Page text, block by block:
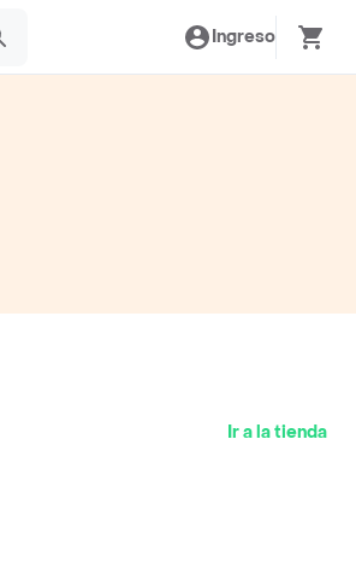
Ingreso
Ir a la tienda